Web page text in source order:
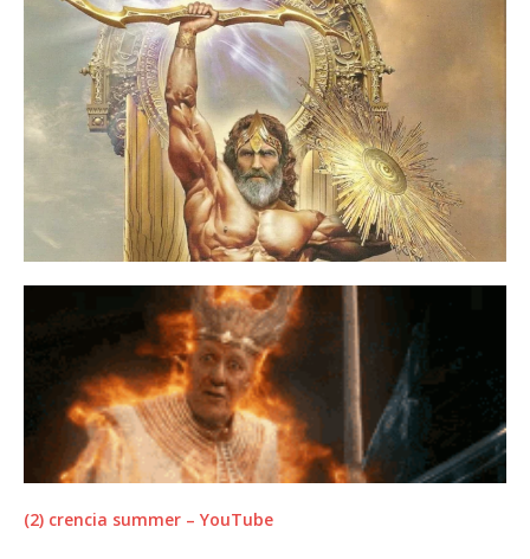
(2) crencia summer – YouTube